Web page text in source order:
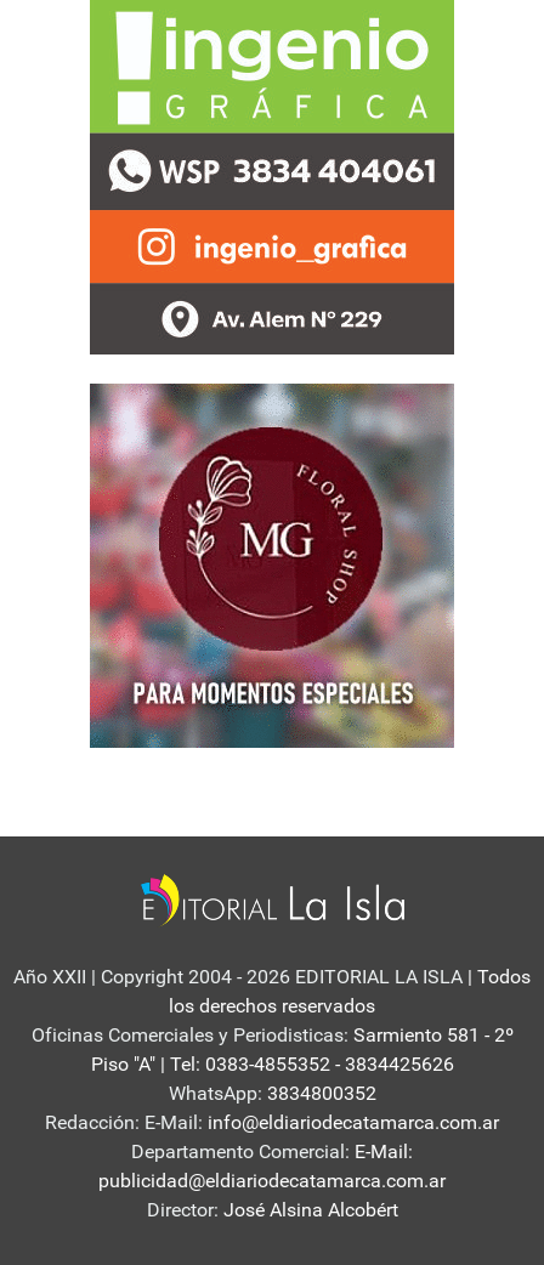
Año XXII | Copyright 2004 - 2026 EDITORIAL LA ISLA | Todos
los derechos reservados
Oficinas Comerciales y Periodisticas: Sarmiento 581 - 2º
Piso "A" | Tel: 0383-4855352 - 3834425626
WhatsApp: 3834800352
Redacción: E-Mail: info@eldiariodecatamarca.com.ar
Departamento Comercial: E-Mail:
publicidad@eldiariodecatamarca.com.ar
Director: José Alsina Alcobért